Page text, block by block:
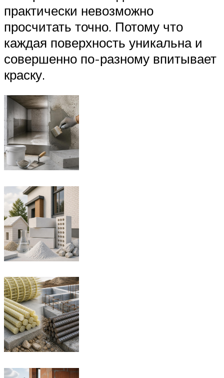
практически невозможно
просчитать точно. Потому что
каждая поверхность уникальна и
совершенно по-разному впитывает
краску.